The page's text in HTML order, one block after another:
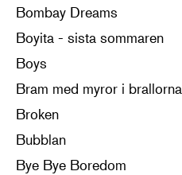
Bombay Dreams
Boyita - sista sommaren
Boys
Bram med myror i brallorna
Broken
Bubblan
Bye Bye Boredom